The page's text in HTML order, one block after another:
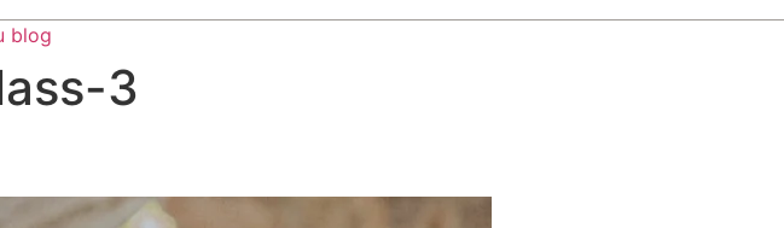
blog
3